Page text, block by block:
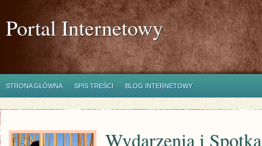
Portal Internetowy
STRONA GŁÓWNA SPIS TREŚCI BLOG INTERNETOWY
Wydarzenia i